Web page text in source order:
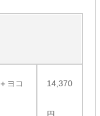
ヨコ 14,370